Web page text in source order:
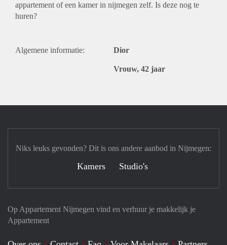
appartement of een kamer in nijmegen zelf. Is deze nog te
huren?
Algemene informatie: Dior
Vrouw, 42 jaar
Op Appartement Nijmegen vind en verhuur je makkelijk je
Appartement
Niks leuks gevonden? Dit is ons andere aanbod in Nijmegen:
Kamers Studio's